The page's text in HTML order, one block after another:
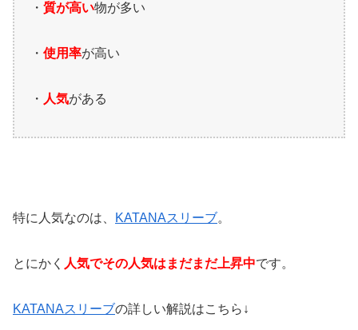
・ 質が高い物が多い
・ 使用率が高い
・ 人気がある
特に人気なのは、 KATANAスリーブ。
とにかく 人気でその人気はまだまだ上昇中です。
KATANAスリーブの詳しい解説はこちら ↓